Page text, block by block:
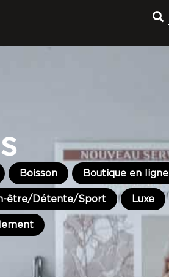
Boisson Boutique en ligne
être/Détente/Sport Luxe